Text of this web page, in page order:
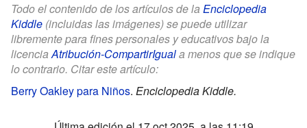
Todo el contenido de los artículos de la Enciclopedia
Kiddle (incluidas las imágenes) se puede utilizar
libremente para fines personales y educativos bajo la
licenciaAtribución-CompartirIguala menos que se indique
lo contrario. Citar este artículo:
Berry Oakley para Niños. Enciclopedia Kiddle.